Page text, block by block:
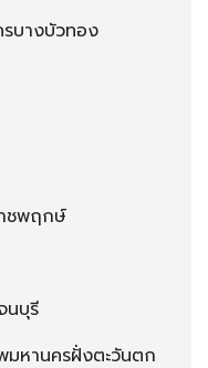
บางบัวทอง
ชพฤกษ์
นบุรี
หานครฝั่งตะวันตก